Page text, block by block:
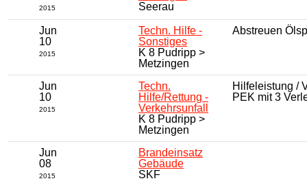
2015
Seerau
Jun
10
2015
Techn. Hilfe -
Sonstiges
K 8 Pudripp >
Metzingen
Abstreuen
Jun
10
2015
Techn.
Hilfe/Rettung -
Verkehrsunfall
K 8 Pudripp >
Metzingen
Hilfeleistung /
PEK mit 3
Jun
08
2015
Brandeinsatz
Gebäude
SKF